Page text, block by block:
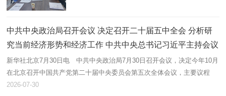
中共中央政治局召开会议 决定召开二十届五中全会 分析研
究当前经济形势和经济工作 中共中央总书记习近平主持会议
新华社北京7月30日电 中共中央政治局7月30日召开会议，决定今年10月
在北京召开中国共产党第二十届中央委员会第五次全体会议，主要议程
是，中共中央政治局向中央委员会报告工作，研究持之以恒推进全面从严
2026-07-30